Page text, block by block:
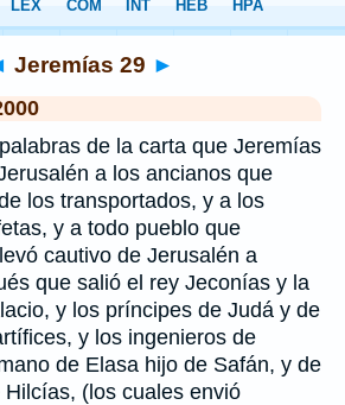
Jeremías 29 ►
de la carta que Jeremías
a los ancianos que
los transportados, y a los
y a todo pueblo que
cautivo de Jerusalén a
que salió el rey Jeconías y la
y los príncipes de Judá y de
y los ingenieros de
de Elasa hijo de Safán, y de
(los cuales envió